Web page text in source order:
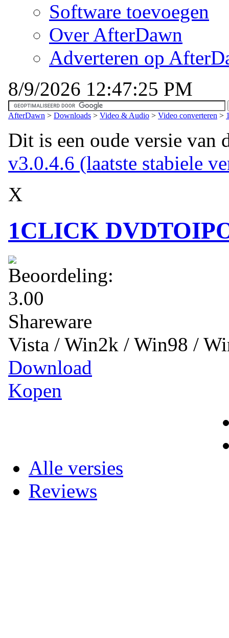
Software toevoegen
Over AfterDawn
Adverteren op
8/9/2026 12:47:25 PM
AfterDawn > Downloads > Video & Audio > Video converteren >
Dit is een oude versie van
v3.0.4.6 (laatste stabiele
X
1CLICK
Shareware
Vista / Win2k / Win98 /
Download
Kopen
Alle versies
Reviews